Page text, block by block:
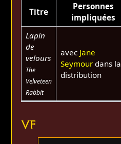
Titre
Personnes
impliquées
Lapin
de
velours
The
Velveteen
Rabbit
avec Jane
Seymourdans la
distribution
VF